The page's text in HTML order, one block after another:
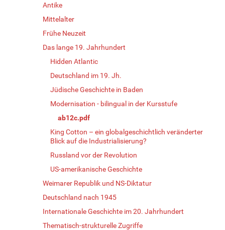
Antike
Mittelalter
Frühe Neuzeit
Das lange 19. Jahrhundert
Hidden Atlantic
Deutschland im 19. Jh.
Jüdische Geschichte in Baden
Modernisation - bilingual in der Kursstufe
ab12c.pdf
King Cotton – ein globalgeschichtlich veränderter
Blick auf die Industrialisierung?
Russland vor der Revolution
US-amerikanische Geschichte
Weimarer Republik und NS-Diktatur
Deutschland nach 1945
Internationale Geschichte im 20. Jahrhundert
Thematisch-strukturelle Zugriffe